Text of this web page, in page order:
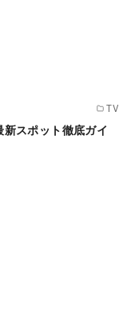
TV
スポット徹底ガイ